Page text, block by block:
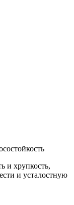
и хрупкость,
и усталостную